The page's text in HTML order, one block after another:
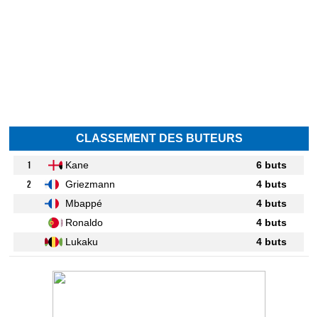
CLASSEMENT DES BUTEURS
1 Kane
6 buts
2
Griezmann
4 buts
Mbappé
4 buts
Ronaldo
4 buts
Lukaku
4 buts